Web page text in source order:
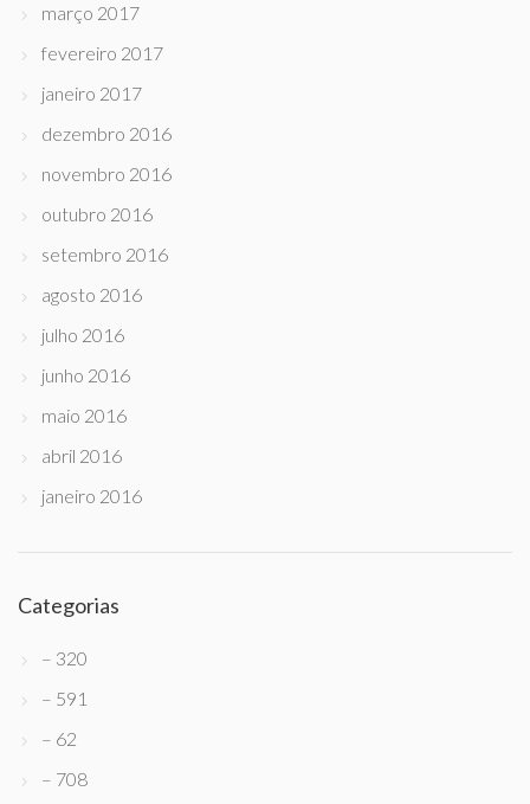
março 2017
fevereiro 2017
janeiro 2017
dezembro 2016
novembro 2016
outubro 2016
setembro 2016
agosto 2016
julho 2016
junho 2016
maio 2016
abril 2016
janeiro 2016
Categorias
– 320
– 591
– 62
– 708